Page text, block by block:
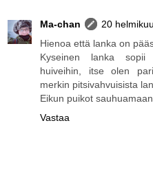
Ma-chan
20
Hienoa että lanka on
Kyseinen lanka sopii
huiveihin, itse olen
merkin pitsivahvuisista
Eikun puikot
Vastaa